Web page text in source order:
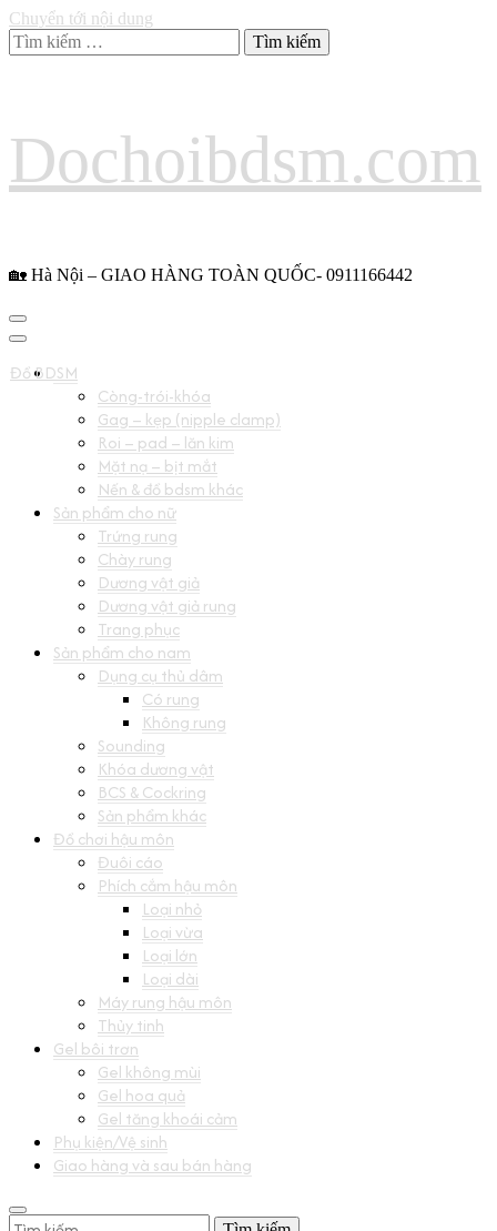
Chuyển tới nội dung
Tìm
kiếm
Dochoibdsm.com
🏡 Hà Nội – GIAO HÀNG TOÀN QUỐC- 0911166442
Đồ BDSM
Còng-trói-khóa
Gag – kẹp (nipple clamp)
Roi – pad – lăn kim
Mặt nạ – bịt mắt
Nến & đồ bdsm khác
Sản phẩm cho nữ
Trứng rung
Chày rung
Dương vật giả
Dương vật giả rung
Trang phục
Sản phẩm cho nam
Dụng cụ thủ dâm
Có rung
Không rung
Sounding
Khóa dương vật
BCS & Cockring
Sản phẩm khác
Đồ chơi hậu môn
Đuôi cáo
Phích cắm hậu môn
Loại nhỏ
Loại vừa
Loại lớn
Loại dài
Máy rung hậu môn
Thủy tinh
Gel bôi trơn
Gel không mùi
Gel hoa quả
Gel tăng khoái cảm
Phụ kiện/Vệ sinh
Giao hàng và sau bán hàng
Tìm